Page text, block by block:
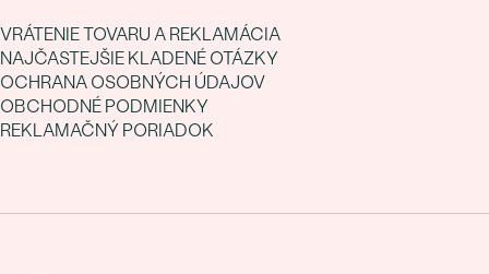
VRÁTENIE TOVARU A REKLAMÁCIA
NAJČASTEJŠIE KLADENÉ OTÁZKY
OCHRANA OSOBNÝCH ÚDAJOV
OBCHODNÉ PODMIENKY
REKLAMAČNÝ PORIADOK